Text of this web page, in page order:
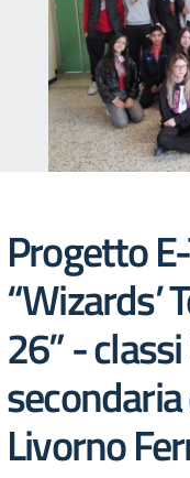
Progetto
“Wizards’
26” -
Livorno